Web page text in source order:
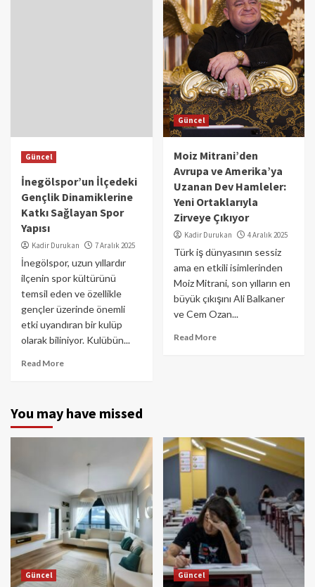
Güncel
İnegölspor’un İlçedeki
Gençlik Dinamiklerine
Katkı Sağlayan Spor
Yapısı
Kadir Durukan 7 Aralık 2025
İnegölspor, uzun yıllardır
ilçenin spor kültürünü
temsil eden ve özellikle
gençler üzerinde önemli
etki uyandıran bir kulüp
olarak biliniyor. Kulübün...
Read More
Güncel
Moiz Mitrani’den
Avrupa ve Amerika’ya
Uzanan Dev Hamleler:
Yeni Ortaklarıyla
Zirveye Çıkıyor
Kadir Durukan 4 Aralık 2025
Türk iş dünyasının sessiz
ama en etkili isimlerinden
Moiz Mitrani, son yılların en
büyük çıkışını Ali Balkaner
ve Cem Ozan...
Read More
You may have missed
Güncel Güncel